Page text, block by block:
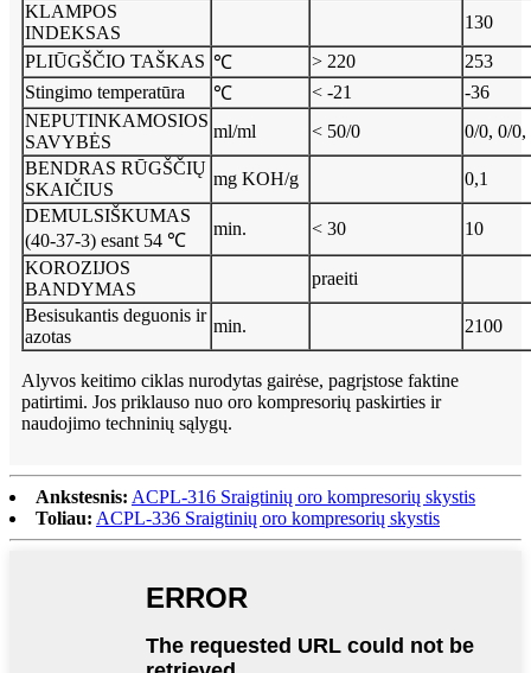
KLAMPOS
INDEKSAS
130
PLIŪGŠČIO TAŠKAS ℃ > 220
253
Stingimo temperatūra
℃ < -21
-36
NEPUTINKAMOSIOS
SAVYBĖS
ml/ml < 50/0
0/0, 0/0,
BENDRAS RŪGŠČIŲ
SKAIČIUS
mg KOH/g
0,1
DEMULSIŠKUMAS
(40-37-3) esant 54 ℃
min. < 30
10
KOROZIJOS
BANDYMAS
praeiti
Besisukantis deguonis ir
azotas
min. 2100
Alyvos keitimo ciklas nurodytas gairėse, pagrįstose faktine
patirtimi. Jos priklauso nuo oro kompresorių paskirties ir
naudojimo techninių sąlygų.
Ankstesnis: ACPL-316 Sraigtinių oro kompresorių skystis
Toliau: ACPL-336 Sraigtinių oro kompresorių skystis